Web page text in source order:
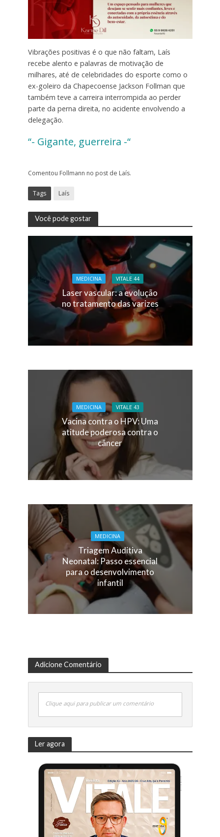
Vibrações positivas é o que não faltam, Laís
recebe alento e palavras de motivação de
milhares, até de celebridades do esporte como o
ex-goleiro da Chapecoense Jackson Follman que
também teve a carreira interrompida ao perder
parte da perna direita, no acidente envolvendo a
delegação.
“- Gigante, guerreira -“
Comentou Follmann no post de Laís.
Tags Laís
Você pode gostar
MEDICINA VITALE 44
Laser vascular: a evolução
no tratamento das varizes
MEDICINA VITALE 43
Vacina contra o HPV: Uma
atitude poderosa contra o
câncer
MEDICINA
Triagem Auditiva
Neonatal: Passo essencial
para o desenvolvimento
infantil
Adicione Comentário
Clique aqui para publicar um comentário
Ler agora